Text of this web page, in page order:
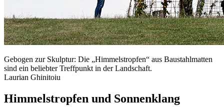
Gebogen zur Skulptur: Die „Himmelstropfen“ aus Baustahlmatten
sind ein beliebter Treffpunkt in der Landschaft.
Laurian Ghinitoiu
Himmelstropfen und Sonnenklang